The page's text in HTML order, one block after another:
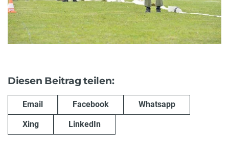
Diesen Beitrag teilen:
Email Facebook Whatsapp
Xing LinkedIn